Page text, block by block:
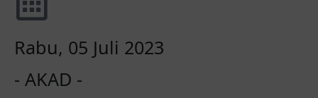
Rabu, 05 Juli 2023
- AKAD -